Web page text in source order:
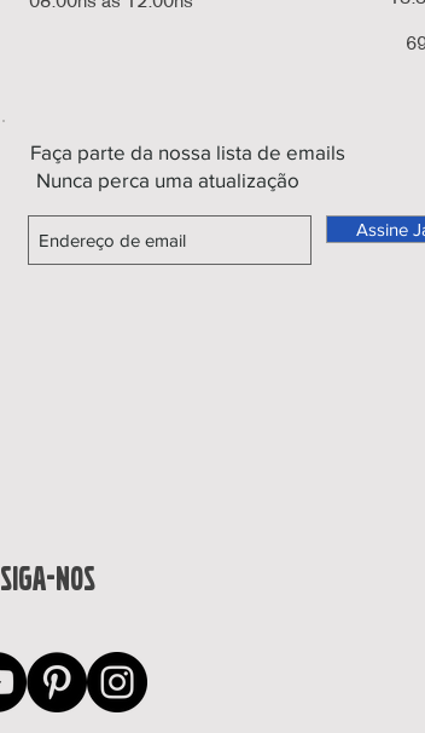
Faça parte da nossa lista de emails
Nunca perca uma atualização
Assine
SIGA-NOS